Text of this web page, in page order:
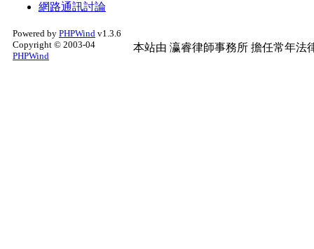
網路通訊討論
Powered by PHPWind v1.3.6
Copyright © 2003-04
PHPWind
本站由 瀛睿律師事務所 擔任常年法